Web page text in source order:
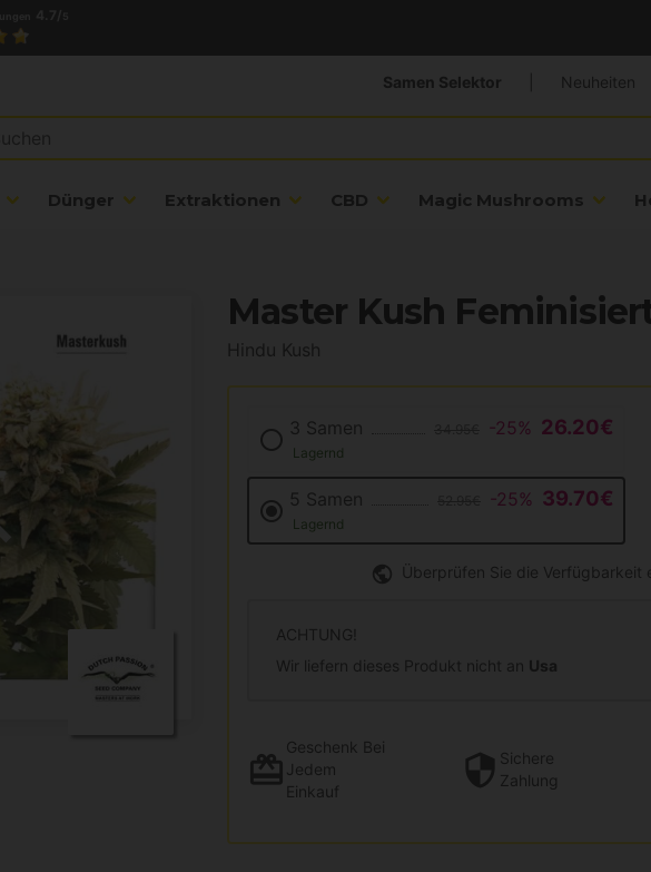
Dünger Extraktionen CBD Magic Mushrooms
Samen Selektor Neuheiten
Master Kush
Hindu Kush
3 Samen -25% 26.20€
Lagernd
5 Samen -25% 39.70€
Lagernd
Überprüfen Sie die Verfügbarkeit
ACHTUNG!
Wir liefern dieses Produkt nicht an Usa
Geschenk Bei
Jedem
Einkauf
Sichere
Zahlung